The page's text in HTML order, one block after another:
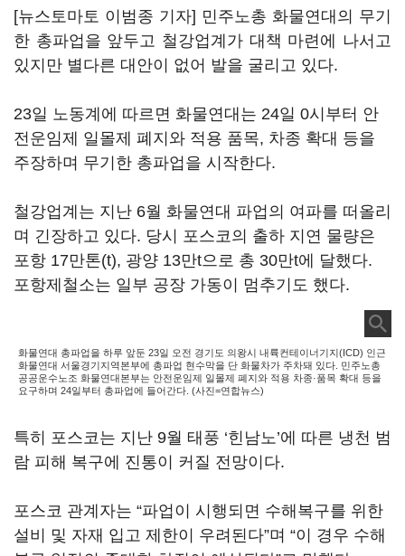
[뉴스토마토 이범종 기자] 민주노총 화물연대의 무기
한 총파업을 앞두고 철강업계가 대책 마련에 나서고
있지만 별다른 대안이 없어 발을 굴리고 있다.
23일 노동계에 따르면 화물연대는 24일 0시부터 안
전운임제 일몰제 폐지와 적용 품목, 차종 확대 등을
주장하며 무기한 총파업을 시작한다.
철강업계는 지난 6월 화물연대 파업의 여파를 떠올리
며 긴장하고 있다. 당시 포스코의 출하 지연 물량은
포항 17만톤(t), 광양 13만t으로 총 30만t에 달했다.
포항제철소는 일부 공장 가동이 멈추기도 했다.
화물연대 총파업을 하루 앞둔 23일 오전 경기도 의왕시 내륙컨테이너기지(ICD) 인근
화물연대 서울경기지역본부에 총파업 현수막을 단 화물차가 주차돼 있다. 민주노총
공공운수노조 화물연대본부는 안전운임제 일몰제 폐지와 적용 차종·품목 확대 등을
요구하며 24일부터 총파업에 들어간다. (사진=연합뉴스)
특히 포스코는 지난 9월 태풍 ‘힌남노’에 따른 냉천 범
람 피해 복구에 진통이 커질 전망이다.
포스코 관계자는 “파업이 시행되면 수해복구를 위한
설비 및 자재 입고 제한이 우려된다”며 “이 경우 수해